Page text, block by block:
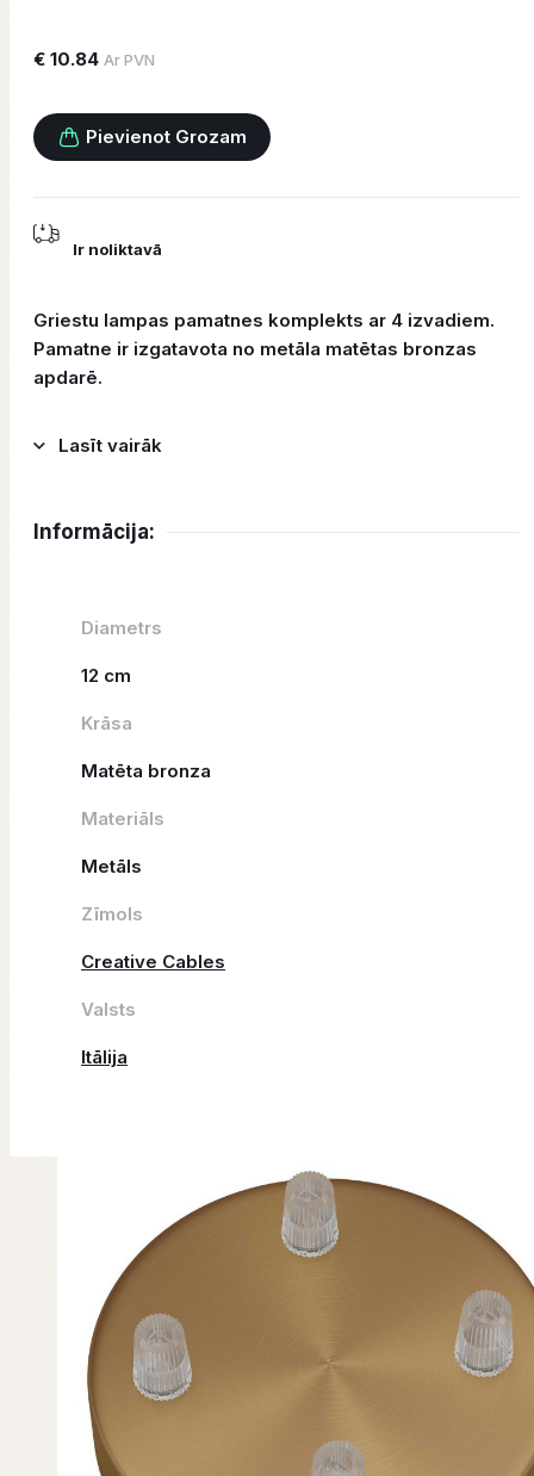
€ 10.84 Ar PVN
Pievienot Grozam
Ir noliktavā
Griestu lampas pamatnes komplekts ar 4 izvadiem.
Pamatne ir izgatavota no metāla matētas bronzas
apdarē.
Lasīt vairāk
Informācija:
Diametrs
12 cm
Krāsa
Matēta bronza
Materiāls
Metāls
Zīmols
Creative Cables
Valsts
Itālija